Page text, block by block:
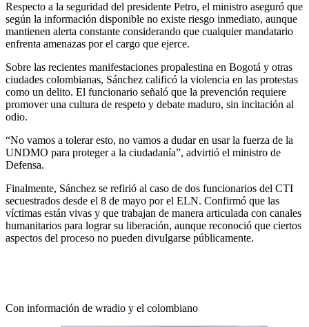
Respecto a la seguridad del presidente Petro, el ministro aseguró que
según la información disponible no existe riesgo inmediato, aunque
mantienen alerta constante considerando que cualquier mandatario
enfrenta amenazas por el cargo que ejerce.
Sobre las recientes manifestaciones propalestina en Bogotá y otras
ciudades colombianas, Sánchez calificó la violencia en las protestas
como un delito. El funcionario señaló que la prevención requiere
promover una cultura de respeto y debate maduro, sin incitación al
odio.
“No vamos a tolerar esto, no vamos a dudar en usar la fuerza de la
UNDMO para proteger a la ciudadanía”, advirtió el ministro de
Defensa.
Finalmente, Sánchez se refirió al caso de dos funcionarios del CTI
secuestrados desde el 8 de mayo por el ELN. Confirmó que las
víctimas están vivas y que trabajan de manera articulada con canales
humanitarios para lograr su liberación, aunque reconoció que ciertos
aspectos del proceso no pueden divulgarse públicamente.
Con información de wradio y el colombiano